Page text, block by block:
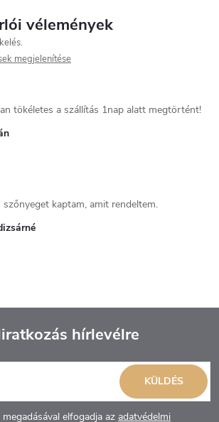
vélemények
megjelenítése
tökéletes a szállítás 1nap alatt megtörtént!
kaptam, amit rendeltem.
hírlevélre
elfogadja az adatvédelmi
KÜLDÉS